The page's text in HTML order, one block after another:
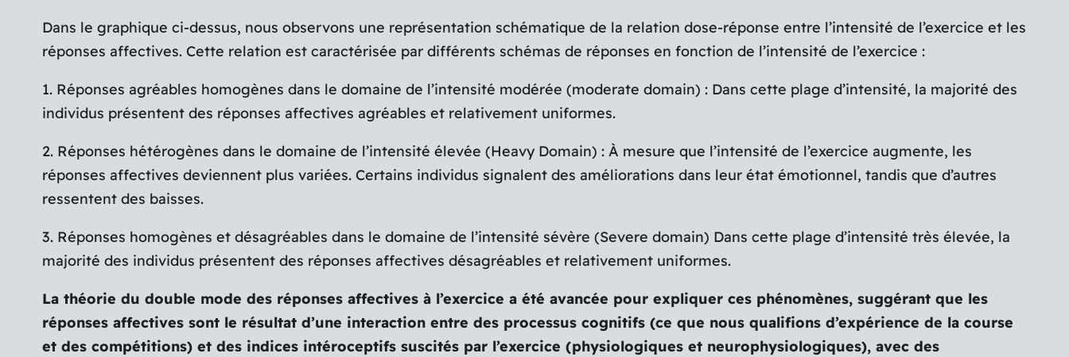
Dans le graphique ci-dessus, nous observons une représentation schématique de la relation dose-réponse entre l’intensité de l’exercice et les
réponses affectives. Cette relation est caractérisée par différents schémas de réponses en fonction de l’intensité de l’exercice :
1. Réponses agréables homogènes dans le domaine de l’intensité modérée (moderate domain) : Dans cette plage d’intensité, la majorité des
individus présentent des réponses affectives agréables et relativement uniformes.
2. Réponses hétérogènes dans le domaine de l’intensité élevée (Heavy Domain) : À mesure que l’intensité de l’exercice augmente, les
réponses affectives deviennent plus variées. Certains individus signalent des améliorations dans leur état émotionnel, tandis que d’autres
ressentent des baisses.
3. Réponses homogènes et désagréables dans le domaine de l’intensité sévère (Severe domain) Dans cette plage d’intensité très élevée, la
majorité des individus présentent des réponses affectives désagréables et relativement uniformes.
La théorie du double mode des réponses affectives à l’exercice a été avancée pour expliquer ces phénomènes, suggérant que les
réponses affectives sont le résultat d’une interaction entre des processus cognitifs (ce que nous qualifions d’expérience de la course
et des compétitions) et des indices intéroceptifs suscités par l’exercice (physiologiques et neurophysiologiques), avec des